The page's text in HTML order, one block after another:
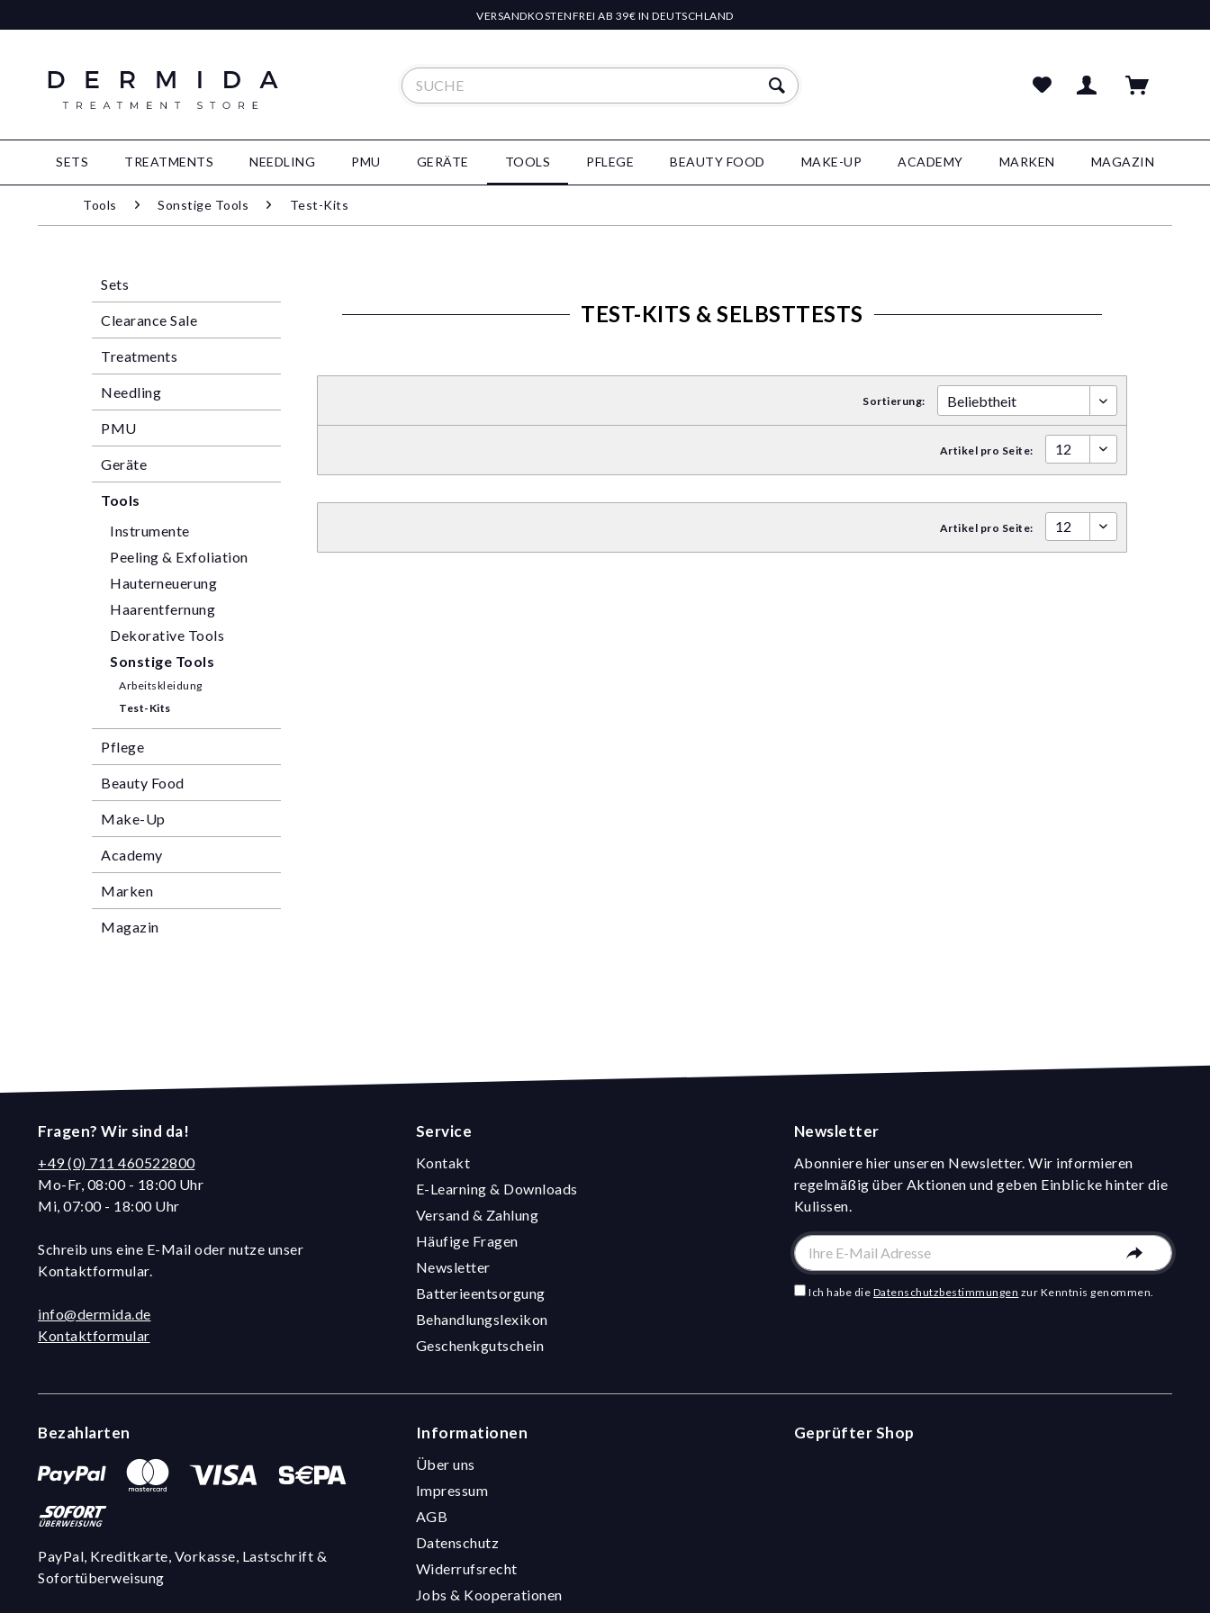
VERSANDKOSTENFREI AB 39€ IN DEUTSCHLAND
SETS TREATMENTS NEEDLING PMU GERÄTE TOOLS PFLEGE BEAUTY FOOD MAKE-UP ACADEMY MARKEN MAGAZIN
Tools Sonstige Tools Test-Kits
Sets
Clearance Sale
Treatments
Needling
PMU
Geräte
Tools
Instrumente
Peeling & Exfoliation
Hauterneuerung
Haarentfernung
Dekorative Tools
Sonstige Tools
Arbeitskleidung
Test-Kits
Pflege
Beauty Food
Make-Up
Academy
Marken
Magazin
TEST-KITS & SELBSTTESTS
Sortierung:
Artikel pro Seite:
Artikel pro Seite:
Fragen? Wir sind da!
+49 (0) 711 460522800
Mo-Fr, 08:00 - 18:00 Uhr
Mi, 07:00 - 18:00 Uhr
Schreib uns eine E-Mail oder nutze unser
Kontaktformular.
info@dermida.de
Kontaktformular
Service
Kontakt
E-Learning & Downloads
Versand & Zahlung
Häufige Fragen
Newsletter
Batterieentsorgung
Behandlungslexikon
Geschenkgutschein
Newsletter
Abonniere hier unseren Newsletter. Wir informieren
regelmäßig über Aktionen und geben Einblicke hinter die
Kulissen.
Ich habe die Datenschutzbestimmungen zur Kenntnis genommen.
Bezahlarten
PayPal, Kreditkarte, Vorkasse, Lastschrift &
Sofortüberweisung
Informationen
Über uns
Impressum
AGB
Datenschutz
Widerrufsrecht
Jobs & Kooperationen
Geprüfter Shop